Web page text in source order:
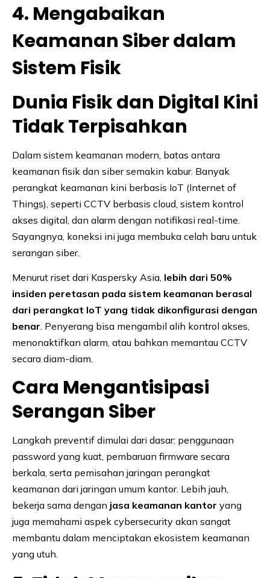
4. Mengabaikan
Keamanan Siber dalam
Sistem Fisik
Dunia Fisik dan Digital Kini
Tidak Terpisahkan
Dalam sistem keamanan modern, batas antara
keamanan fisik dan siber semakin kabur. Banyak
perangkat keamanan kini berbasis IoT (Internet of
Things), seperti CCTV berbasis cloud, sistem kontrol
akses digital, dan alarm dengan notifikasi real-time.
Sayangnya, koneksi ini juga membuka celah baru untuk
serangan siber.
Menurut riset dari Kaspersky Asia, lebih dari 50%
insiden peretasan pada sistem keamanan berasal
dari perangkat IoT yang tidak dikonfigurasi dengan
benar . Penyerang bisa mengambil alih kontrol akses,
menonaktifkan alarm, atau bahkan memantau CCTV
secara diam-diam.
Cara Mengantisipasi
Serangan Siber
Langkah preventif dimulai dari dasar: penggunaan
password yang kuat, pembaruan firmware secara
berkala, serta pemisahan jaringan perangkat
keamanan dari jaringan umum kantor. Lebih jauh,
bekerja sama dengan jasa keamanan kantor yang
juga memahami aspek cybersecurity akan sangat
membantu dalam menciptakan ekosistem keamanan
yang utuh.